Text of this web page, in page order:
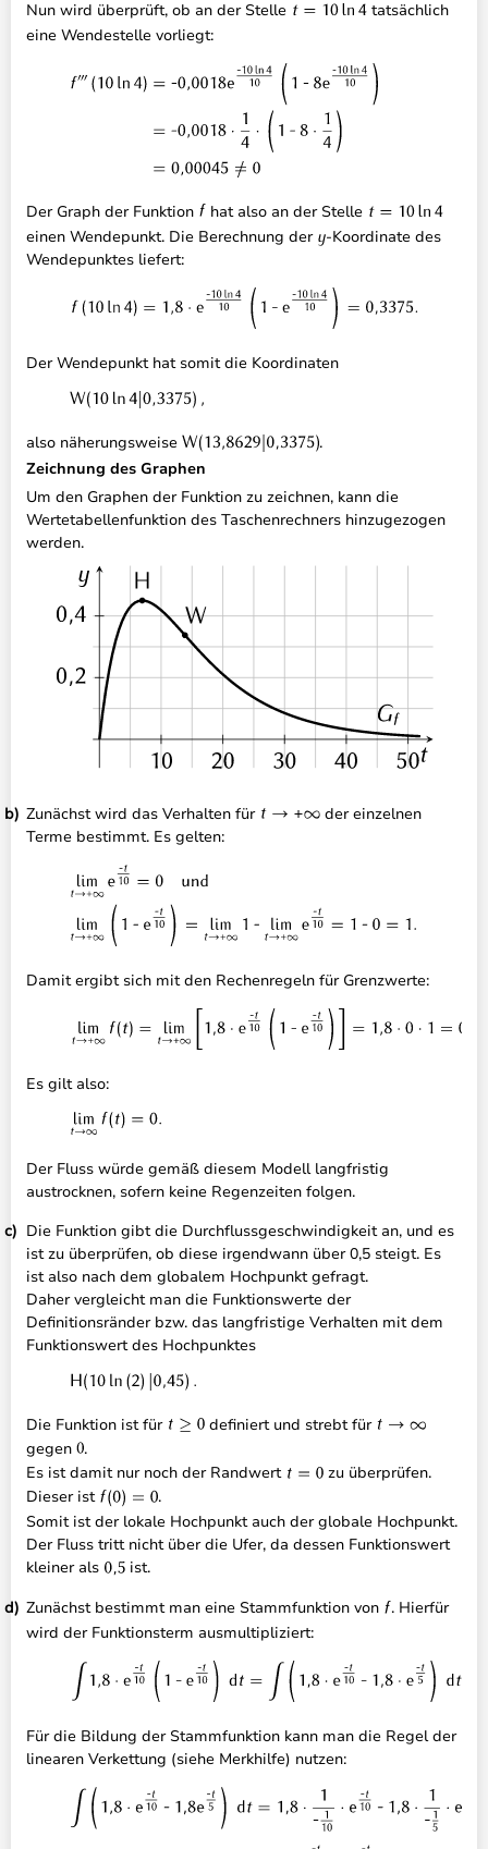
Nun wird überprüft, ob an der Stelle
tatsächlich
eine Wendestelle vorliegt:
Der Graph der Funktion
hat also an der Stelle
einen Wendepunkt. Die Berechnung der
-Koordinate des
Wendepunktes liefert:
Der Wendepunkt hat somit die Koordinaten
also näherungsweise
.
Zeichnung des Graphen
Um den Graphen der Funktion zu zeichnen, kann die
Wertetabellenfunktion des Taschenrechners hinzugezogen
werden.
Zunächst wird das Verhalten für
der einzelnen
Terme bestimmt. Es gelten:
Damit ergibt sich mit den Rechenregeln für Grenzwerte:
Es gilt also:
Der Fluss würde gemäß diesem Modell langfristig
austrocknen, sofern keine Regenzeiten folgen.
Die Funktion gibt die Durchflussgeschwindigkeit an, und es
ist zu überprüfen, ob diese irgendwann über 0,5 steigt. Es
ist also nach dem globalem Hochpunkt gefragt.
Daher vergleicht man die Funktionswerte der
Definitionsränder bzw. das langfristige Verhalten mit dem
Funktionswert des Hochpunktes
Die Funktion ist für
definiert und strebt für
gegen
.
Es ist damit nur noch der Randwert
zu überprüfen.
Dieser ist
.
Somit ist der lokale Hochpunkt auch der globale Hochpunkt.
Der Fluss tritt nicht über die Ufer, da dessen Funktionswert
kleiner als
ist.
Zunächst bestimmt man eine Stammfunktion von
. Hierfür
wird der Funktionsterm ausmultipliziert:
Für die Bildung der Stammfunktion kann man die Regel der
linearen Verkettung (siehe Merkhilfe) nutzen: